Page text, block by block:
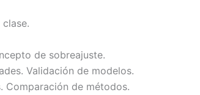
de sobreajuste.
Validación de modelos.
Comparación de métodos.